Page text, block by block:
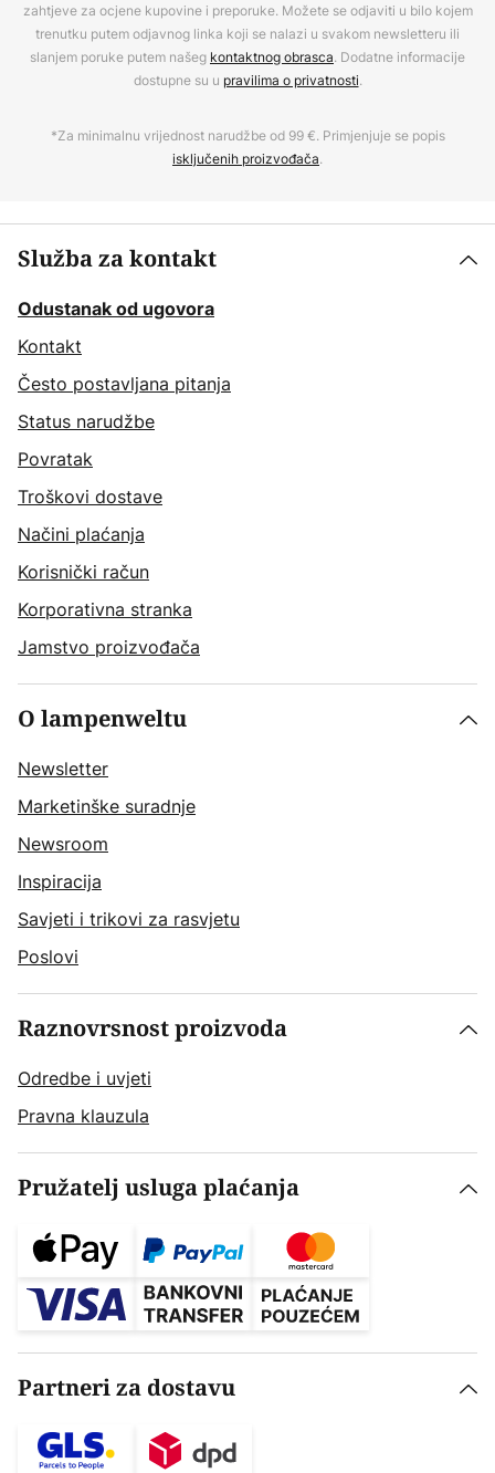
zahtjeve za ocjene kupovine i preporuke. Možete se odjaviti u bilo kojem
trenutku putem odjavnog linka koji se nalazi u svakom newsletteru ili
slanjem poruke putem našeg kontaktnog obrasca. Dodatne informacije
dostupne su u pravilima o privatnosti.
*Za minimalnu vrijednost narudžbe od 99 €. Primjenjuje se popis
isključenih proizvođača.
Služba za kontakt
Odustanak od ugovora
Kontakt
Često postavljana pitanja
Status narudžbe
Povratak
Troškovi dostave
Načini plaćanja
Korisnički račun
Korporativna stranka
Jamstvo proizvođača
O lampenweltu
Newsletter
Marketinške suradnje
Newsroom
Inspiracija
Savjeti i trikovi za rasvjetu
Poslovi
Raznovrsnost proizvoda
Odredbe i uvjeti
Pravna klauzula
Pružatelj usluga plaćanja
Partneri za dostavu